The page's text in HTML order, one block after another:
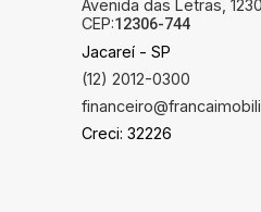
Avenida das Letras,
CEP:12306-744
Jacareí - SP
(12) 2012-0300
Creci: 32226